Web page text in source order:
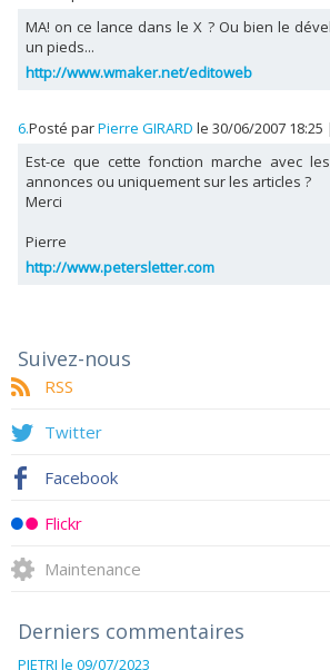
MA! on ce lance dans le X ? Ou bien le
un pieds...
http://www.wmaker.net/editoweb
6.Posté parPierre GIRARD le 30/06/2007 18:25 |
Est-ce que cette fonction marche avec
annonces ou uniquement sur les articles ?
Merci
Pierre
http://www.petersletter.com
Suivez-nous
RSS
Twitter
Facebook
Flickr
Maintenance
Derniers commentaires
PIETRI le 09/07/2023